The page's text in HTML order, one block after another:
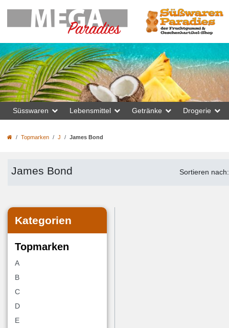
Süsswaren Lebensmittel Getränke Drogerie
Topmarken J James Bond
James Bond Sortieren nach:
Kategorien
Topmarken
A
B
C
D
E